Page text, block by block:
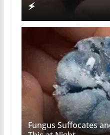
Fungus Suffocates